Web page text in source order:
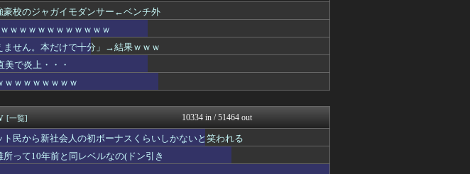
ない〟理由で炎上ｗｗｗ
【2ch】ニュー速クオリテ...
切り込む？笑」
ｗｗwwww
を統括する人物」も含まれ...
ネギ速
モダンサー←ベンチ外
VIPPER速報
り)
ポイント増、東...
哲学ニュースnwk
まうｗｗｗwｗｗｗｗｗｗ...
なんJミュージアム
」医者「腫瘍でしょ？」検...
コノユビニュース｜みんなの...
メントにブチギレ
ぶる速-VIP
ブチギレ・・・
校のジャガイモダンサー←ベンチ外
ｗｗｗｗｗｗｗｗｗｗｗ
ません。本だけで十分」→結果ｗｗｗ
美で炎上・・・
ｗｗｗｗｗｗｗ
[一覧] 10334 in / 51464 out
ト民から新社会人の初ボーナスくらいしかないと笑われる
って10年前と同レベルなの(ドン引き